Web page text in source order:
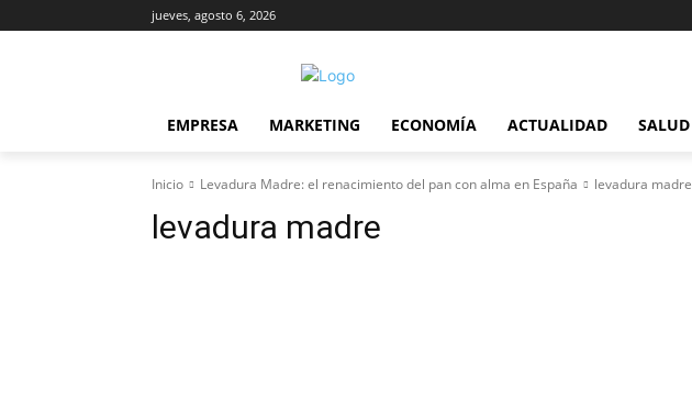
jueves, agosto 6, 2026
EMPRESA MARKETING ECONOMÍA ACTUALIDAD SALUD
Inicio Levadura Madre: el renacimiento del pan con alma en España levadura madre
levadura madre